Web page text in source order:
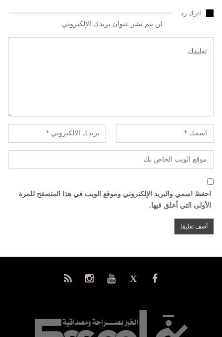
اترك رد
لن يتم نشر عنوان بريدك الإلكتروني.
احفظ اسمي والبريد الإلكتروني وموقع الويب في هذا المتصفح للمرة
الأولى التي أعلق فيها.